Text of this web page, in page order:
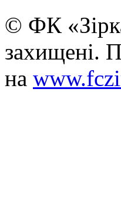
© ФК
захищені.
на